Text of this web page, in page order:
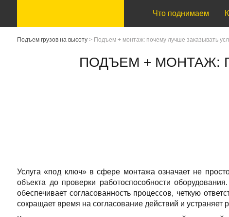
Что поднимаем
Подъем грузов на высоту > Подъем + монтаж: почему лучше заказывать
ПОДЪЕМ + МОНТАЖ:
Услуга «под ключ» в сфере монтажа означает не
объекта до проверки работоспособности
обеспечивает согласованность процессов, четкую
сокращает время на согласование действий и устраняет